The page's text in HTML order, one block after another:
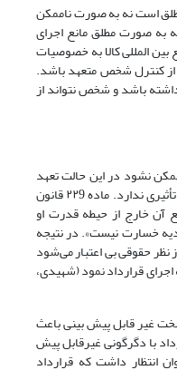
است نه به صورت ناممکن
صورت مطلق مانع اجرای
کنوانسیون بیع بین المللی کالا به خصوصیات
از کنترل شخص متعهد باشد.
باشد و شخص نتواند از
نشود در این حالت تعهد
باطل است و آگاهی یا عدم آگاهی طرفین تأثیری ندارد. ماده ۲۲9 قانون
آن خارج از حیطه قدرت او
خسارت نیست». در نتیجه
حقوقی بی اعتبار می‌شود
قرارداد نمود (شهیدی،
غیر قابل پیش بینی باعث
با دگرگونی غیرقابل پیش
انتظار داشت که قرارداد